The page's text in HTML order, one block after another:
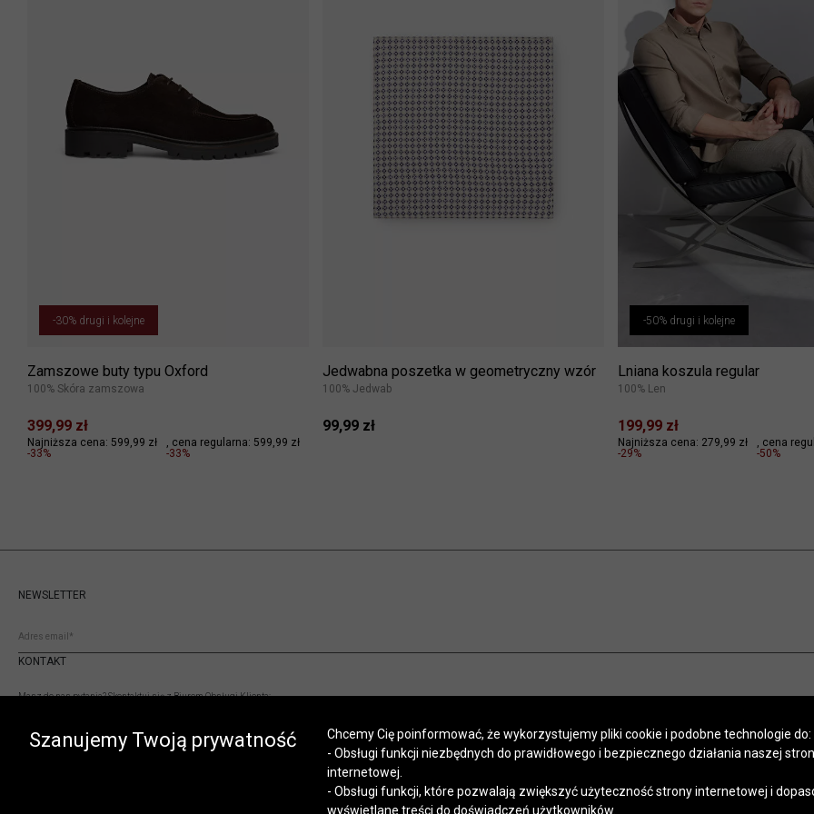
-30% drugi i kolejne
Zamszowe buty typu Oxford
100% Skóra zamszowa
399,99 zł
Najniższa cena: 599,99 zł
-33%
cena regularna: 599,99 zł
-33%
Jedwabna poszetka w geometryczny wzór
100% Jedwab
99,99 zł
-50% drugi i kolejne
Lniana koszula regular
100% Len
199,99 zł
Najniższa cena: 279,99 zł
-29%
cena
-50%
KONTAKT
Masz do nas pytania? Skontaktuj się z Biurem Obsługi Klienta:
sklep.internetowy@vistula.pl
Regulaminy Polityka prywatnościKontakt
NEWSLETTER
Szanujemy Twoją prywatność
Chcemy Cię poinformować, że wykorzystujemy pliki cookie i podobne technologie do:
- Obsługi funkcji niezbędnych do prawidłowego i bezpiecznego działania naszej
internetowej.
- Obsługi funkcji, które pozwalają zwiększyć użyteczność strony internetowej i
wyświetlane treści do doświadczeń użytkowników.